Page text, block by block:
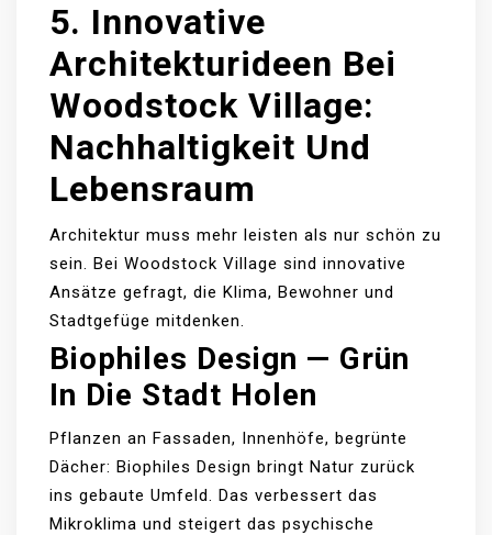
5. Innovative
Architekturideen Bei
Woodstock Village:
Nachhaltigkeit Und
Lebensraum
Architektur muss mehr leisten als nur schön zu
sein. Bei Woodstock Village sind innovative
Ansätze gefragt, die Klima, Bewohner und
Stadtgefüge mitdenken.
Biophiles Design — Grün
In Die Stadt Holen
Pflanzen an Fassaden, Innenhöfe, begrünte
Dächer: Biophiles Design bringt Natur zurück
ins gebaute Umfeld. Das verbessert das
Mikroklima und steigert das psychische